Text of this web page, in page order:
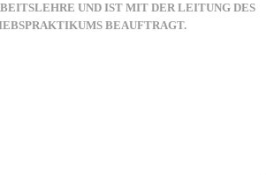
UND IST MIT DER LEITUNG DES
BEAUFTRAGT.